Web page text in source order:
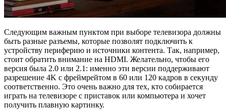
Следующим важным пунктом при выборе телевизора должны
быть разные разъемы, которые позволят подключить к
устройству периферию и источники контента. Так, например,
стоит обратить внимание на HDMI. Желательно, чтобы его
версия была 2.0 или 2.1: именно эти версии поддерживают
разрешение 4K с фреймрейтом в 60 или 120 кадров в секунду
соответственно. Это очень важно для тех, кто собирается
играть на телевизоре с приставок или компьютера и хочет
получить плавную картинку.